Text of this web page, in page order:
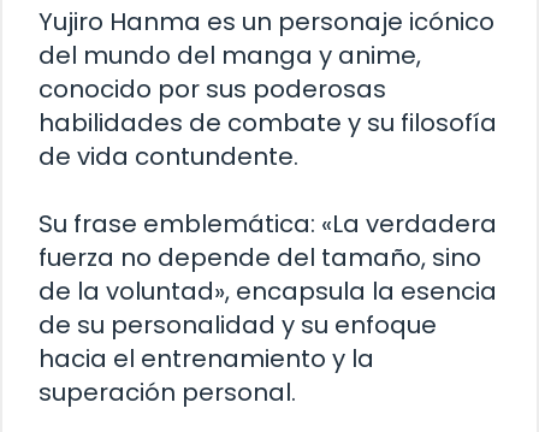
Yujiro Hanma es un personaje icónico
del mundo del manga y anime,
conocido por sus poderosas
habilidades de combate y su filosofía
de vida contundente.
Su frase emblemática: «La verdadera
fuerza no depende del tamaño, sino
de la voluntad», encapsula la esencia
de su personalidad y su enfoque
hacia el entrenamiento y la
superación personal.